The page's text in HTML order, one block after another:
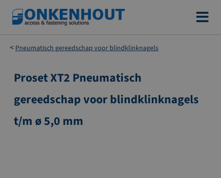
Ga
naar
de
inhoud
Pneumatisch gereedschap voor blindklinknagels
Ga
het
einde
van
de
Proset XT2 Pneumatisch
gereedschap voor blindklinknagels
t/m ø 5,0 mm